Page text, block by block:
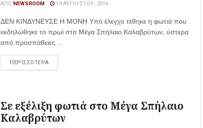
ΑΠΌ NEWSROOM 19 ΑΥΓΟΎΣΤΟΥ, 2016
ΔΕΝ ΚΙΝΔΥΝΕΥΣΕ Η ΜΟΝΗ Υπό έλεγχο τέθηκε η φωτιά που
εκδηλώθηκε το πρωί στο Μέγα Σπήλαιο Καλαβρύτων, ύστερα
από προσπάθειες ...
ΠΕΡΙΣΣΟΤΕΡΑ
Σε εξέλιξη φωτιά στο Μέγα Σπήλαιο
Καλαβρύτων